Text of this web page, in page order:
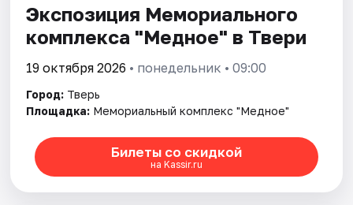
Экспозиция Мемориального
комплекса "Медное" в Твери
19 октября 2026 • понедельник • 09:00
Город: Тверь
Площадка: Мемориальный комплекс "Медное"
Билеты со скидкой
на Kassir.ru